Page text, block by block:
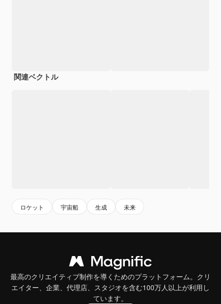
関連ベクトル
ロケット 宇宙船 生成 未来
最高のクリエイティブ制作を導くためのプラットフォーム。クリ
エイター、企業、代理店、スタジオを含む100万人以上が利用し
ています。